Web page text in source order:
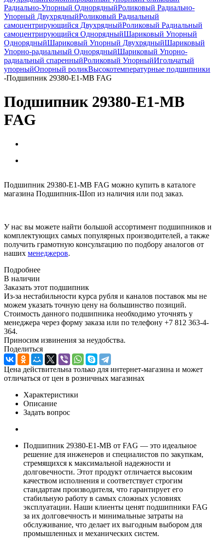
Радиально-Упорный ОднорядныйРоликовый Радиально-
Упорный ДвухрядныйРоликовый Радиальный
самоцентрирующийся ДвухрядныйРоликовый Радиальный
самоцентрирующийся ОднорядныйШариковый Упорный
ОднорядныйШариковый Упорный ДвухрядныйШариковый
Упорно-радиальный ОднорядныйШариковый Упорно-
радиальный спаренныйРоликовый УпорныйИгольчатый
упорныйОпорный роликВысокотемпературные подшипники
-Подшипник 29380-E1-MB FAG
Подшипник 29380-E1-MB
FAG
Подшипник 29380-E1-MB FAG можно купить в каталоге
магазина Подшипник-Шоп из наличия или под заказ.
У нас вы можете найти большой ассортимент подшипников и
комплектующих самых популярных производителей, а также
получить грамотную консультацию по подбору аналогов от
наших менеджеров.
Подробнее
В наличии
Заказать этот подшипник
Из-за нестабильности курса рубля и каналов поставок мы не
можем указать точную цену на большинство позиций.
Стоимость данного подшипника необходимо уточнять у
менеджера через форму заказа или по телефону +7 812 363-4-
364.
Приносим извинения за неудобства.
Поделиться
Цена действительна только для интернет-магазина и может
отличаться от цен в розничных магазинах
Характеристики
Описание
Задать вопрос
Подшипник 29380-E1-MB от FAG — это идеальное
решение для инженеров и специалистов по закупкам,
стремящихся к максимальной надежности и
долговечности. Этот продукт отличается высоким
качеством исполнения и соответствует строгим
стандартам производителя, что гарантирует его
стабильную работу в самых сложных условиях
эксплуатации. Наши клиенты ценят подшипники FAG
за их долговечность и минимальные затраты на
обслуживание, что делает их выгодным выбором для
промышленных и механических систем.